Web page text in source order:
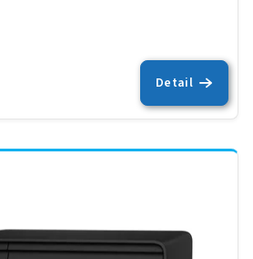
je
5,0
5
Detail